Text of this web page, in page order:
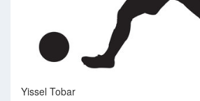
Yissel Tobar